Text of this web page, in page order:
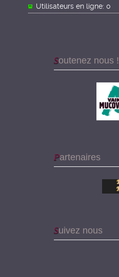
Utilisateurs en ligne: 0
Soutenez nous !
Partenaires
Suivez nous